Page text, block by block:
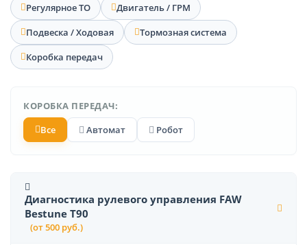
Регулярное ТО
Двигатель / ГРМ
Подвеска / Ходовая
Тормозная система
Коробка передач
КОРОБКА ПЕРЕДАЧ:
Все
Автомат Робот
Диагностика рулевого управления FAW
Bestune T90
(от 500 руб.)